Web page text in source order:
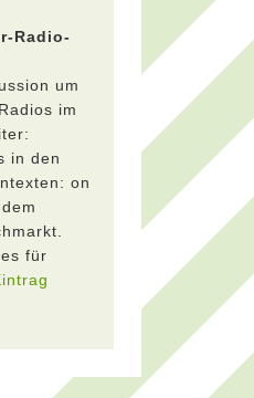
Radio-
um
im
in den
on
für